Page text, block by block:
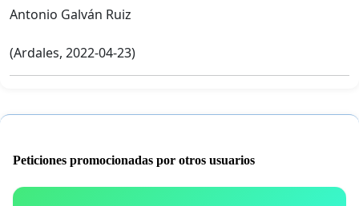
Antonio Galván Ruiz
(Ardales, 2022-04-23)
Peticiones promocionadas por otros usuarios